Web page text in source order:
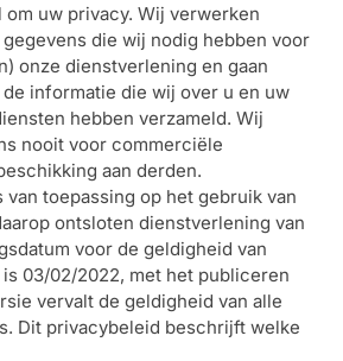
uw privacy. Wij verwerken
die wij nodig hebben voor
onze dienstverlening en gaan
informatie die wij over u en uw
hebben verzameld. Wij
nooit voor commerciële
aan derden.
toepassing op het gebruik van
ontsloten dienstverlening van
voor de geldigheid van
03/02/2022, met het publiceren
vervalt de geldigheid van alle
Dit privacybeleid beschrijft welke